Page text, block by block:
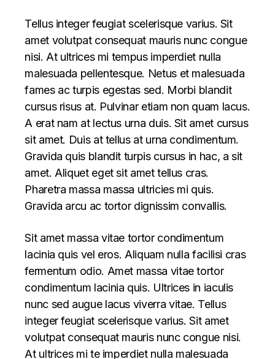
Tellus integer feugiat scelerisque varius. Sit
amet volutpat consequat mauris nunc congue
nisi. At ultrices mi tempus imperdiet nulla
malesuada pellentesque. Netus et malesuada
fames ac turpis egestas sed. Morbi blandit
cursus risus at. Pulvinar etiam non quam lacus.
A erat nam at lectus urna duis. Sit amet cursus
sit amet. Duis at tellus at urna condimentum.
Gravida quis blandit turpis cursus in hac, a sit
amet. Aliquet eget sit amet tellus cras.
Pharetra massa massa ultricies mi quis.
Gravida arcu ac tortor dignissim convallis.
Sit amet massa vitae tortor condimentum
lacinia quis vel eros. Aliquam nulla facilisi cras
fermentum odio. Amet massa vitae tortor
condimentum lacinia quis. Ultrices in iaculis
nunc sed augue lacus viverra vitae. Tellus
integer feugiat scelerisque varius. Sit amet
volutpat consequat mauris nunc congue nisi.
At ultrices mi te imperdiet nulla malesuada